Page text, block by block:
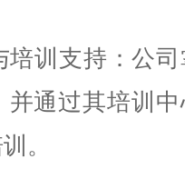
培训支持：公
并通过其培训
。